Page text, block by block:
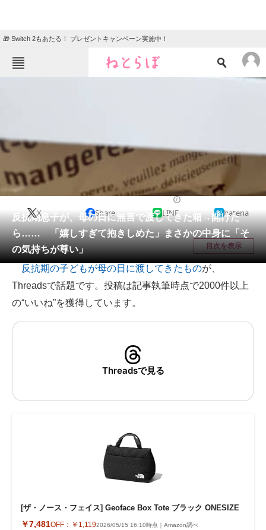
🎁 Switch 2もあたる！ プレゼントキャンペーン実施中！
グルメ 地域
教育・育児
動物 リサーチ
会員記事
メディア
注目記事を集めた総合ページ
ITの今と未来を見通す
好きが集まる 比べて選べる
企業ITのトレンドを詳説
経営リーダーのコミュニティ
ITエンジニア向け専門サイト
反抗期息子が、母の日に無言で渡してきた箱→開けた
ら…… 「嬉しすぎて抱きしめた」まさかの中身に「そ
の気持ちが尊い」
X Share LINE hatena
目次を表示
反抗期の子どもが母の日に渡してきたものが、
Threadsで話題です。投稿は記事執筆時点で2000件以上
の“いいね”を獲得しています。
Threadsで見る
[ザ・ノース・フェイス] Geoface Box Tote ブラック ONESIZE
￥7,481OFF： ￥1,1192026/05/15 16:10時点｜Amazon調べ